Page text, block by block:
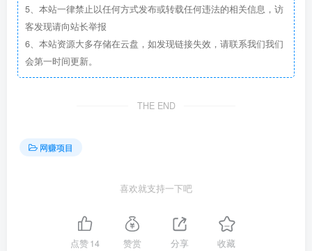
5、本站一律禁止以任何方式发布或转载任何违法的相关信息，访
客发现请向站长举报
6、本站资源大多存储在云盘，如发现链接失效，请联系我们我们
会第一时间更新。
THE END
网赚项目
喜欢就支持一下吧
点赞14 赞赏 分享 收藏